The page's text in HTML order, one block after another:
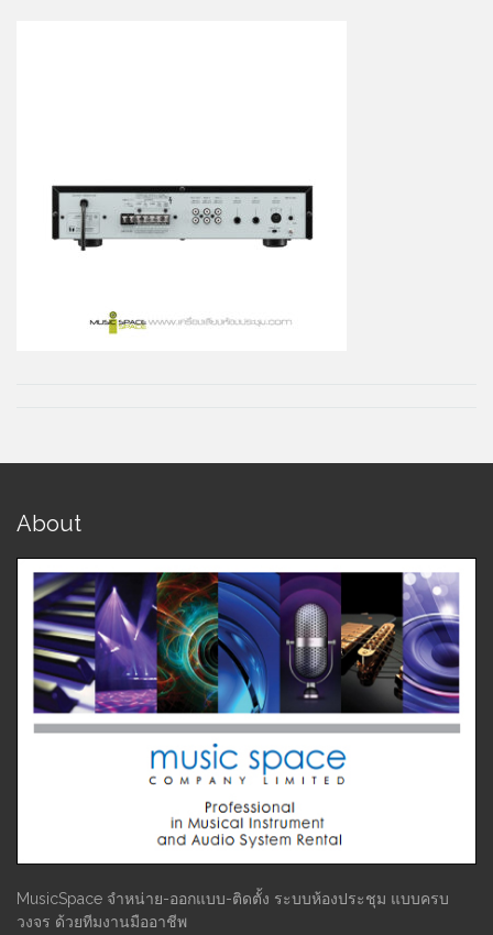
About
MusicSpace จำหน่าย-ออกแบบ-ติดตั้ง ระบบห้องประชุม แบบครบ
วงจร ด้วยทีมงานมืออาชีพ